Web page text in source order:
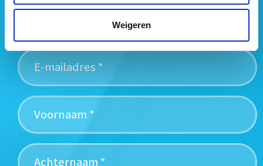
Weigeren
vastgoedtrends. Schrijf je in voor onze gratis
nieuwsbrief: